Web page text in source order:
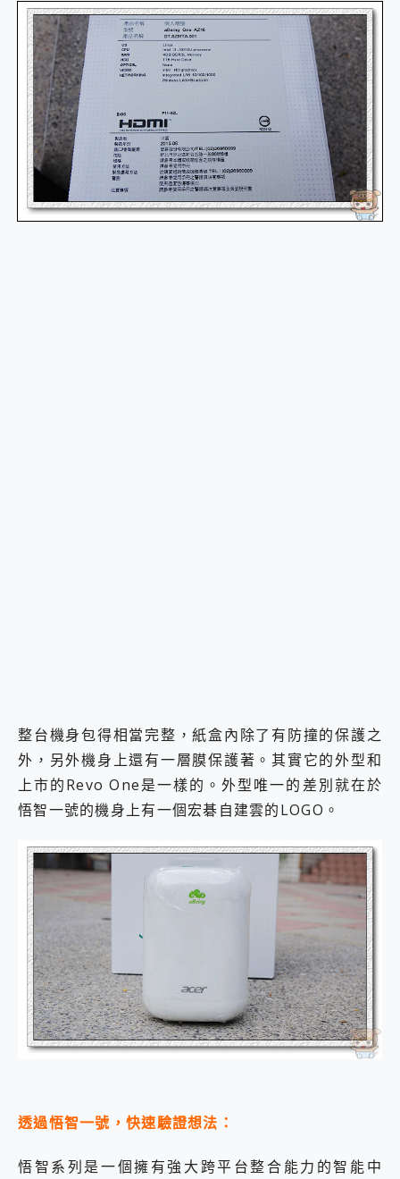
一吸完美對位 擁有超強吸力與超好用的隱磁支架 O-ONE MAG 最會吸的行動電源 開箱 評測
OPPO 哈蘇 300mm 專業增距鏡實測：Find X9 Ultra 光學長焦隨手拍，紀錄生活就是這麼簡單
Motorola edge 70 pro 及 moto g37 power上市，登錄在送飛利浦氣炸鍋
ASUS Pad 全面應援 Me Time，加碼愛奇藝黃金雙周卡體驗，專案價最低 NT$0 起
整台機身包得相當完整，紙盒內除了有防撞的保護之
外，另外機身上還有一層膜保護著。其實它的外型和
上市的Revo One是一樣的。外型唯一的差別就在於
悟智一號的機身上有一個宏碁自建雲的LOGO。
透過悟智一號，快速驗證想法：
悟智系列是一個擁有強大跨平台整合能力的智能中